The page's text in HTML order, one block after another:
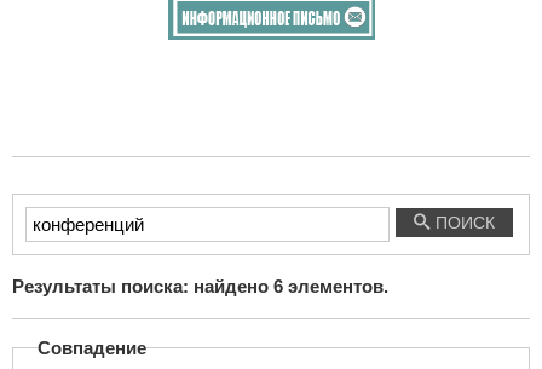
Введите
текст
поиска...
ПОИСК
Результаты поиска: найдено 6 элементов.
Совпадение